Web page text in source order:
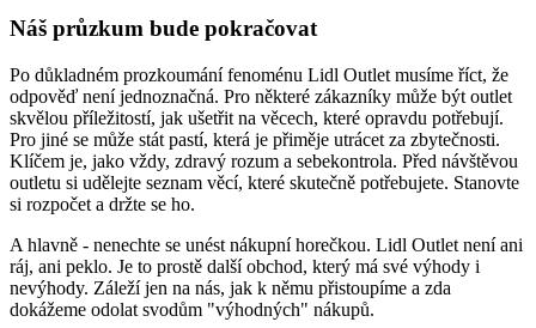
Náš průzkum bude pokračovat
Po důkladném prozkoumání fenoménu Lidl Outlet musíme říct, že
odpověď není jednoznačná. Pro některé zákazníky může být outlet
skvělou příležitostí, jak ušetřit na věcech, které opravdu potřebují.
Pro jiné se může stát pastí, která je přiměje utrácet za zbytečnosti.
Klíčem je, jako vždy, zdravý rozum a sebekontrola. Před návštěvou
outletu si udělejte seznam věcí, které skutečně potřebujete. Stanovte
si rozpočet a držte se ho.
A hlavně - nenechte se unést nákupní horečkou. Lidl Outlet není ani
ráj, ani peklo. Je to prostě další obchod, který má své výhody i
nevýhody. Záleží jen na nás, jak k němu přistoupíme a zda
dokážeme odolat svodům "výhodných" nákupů.